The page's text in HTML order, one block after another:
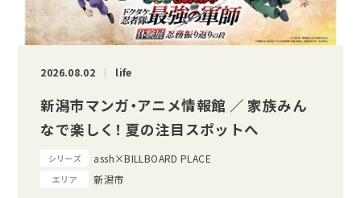
2026.08.02 life
新潟市マンガ・アニメ情報館 ／ 家族みん
なで楽しく！ 夏の注目スポットへ
シリーズ assh×BILLBOARD PLACE
エリア 新潟市